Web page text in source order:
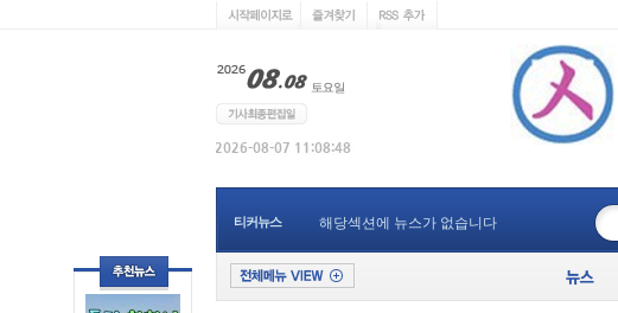
티커뉴스 해당섹션에 뉴스가 없습니다